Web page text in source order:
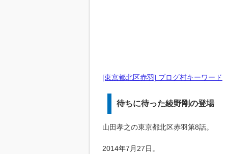
[東京都北区赤羽] ブログ村キーワード
待ちに待った綾野剛の登場
山田孝之の東京都北区赤羽第8話。
2014年7月27日。